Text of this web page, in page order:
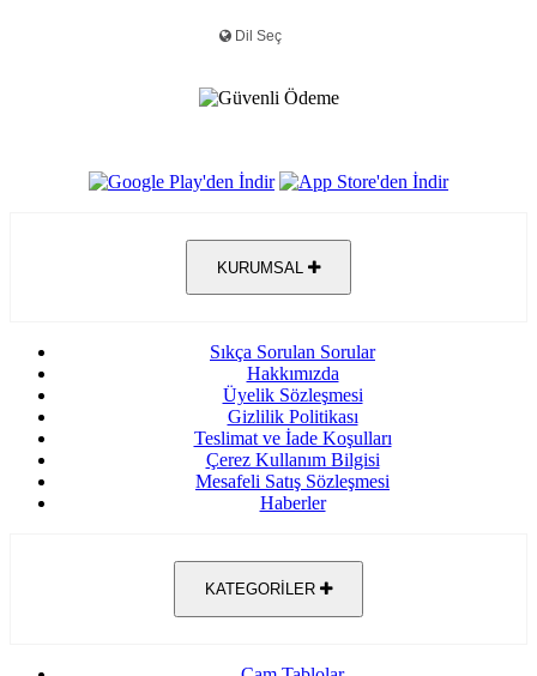
KURUMSAL
Sıkça Sorulan Sorular
Hakkımızda
Üyelik Sözleşmesi
Gizlilik Politikası
Teslimat ve İade Koşulları
Çerez Kullanım Bilgisi
Mesafeli Satış Sözleşmesi
Haberler
KATEGORİLER